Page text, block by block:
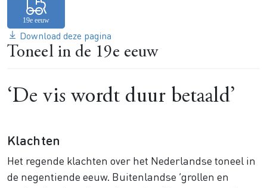
Download deze pagina
Toneel in de 19e eeuw
‘De vis wordt duur betaald’
Klachten
Het regende klachten over het Nederlandse toneel in
de negentiende eeuw. Buitenlandse ‘grollen en